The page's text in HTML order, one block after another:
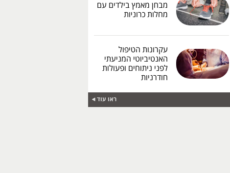
מבחן מאמץ בילדים עם
מחלות כרוניות
עקרונות הטיפול
האנטיביוטי המניעתי
לפני ניתוחים ופעולות
חודרניות
ראו עוד